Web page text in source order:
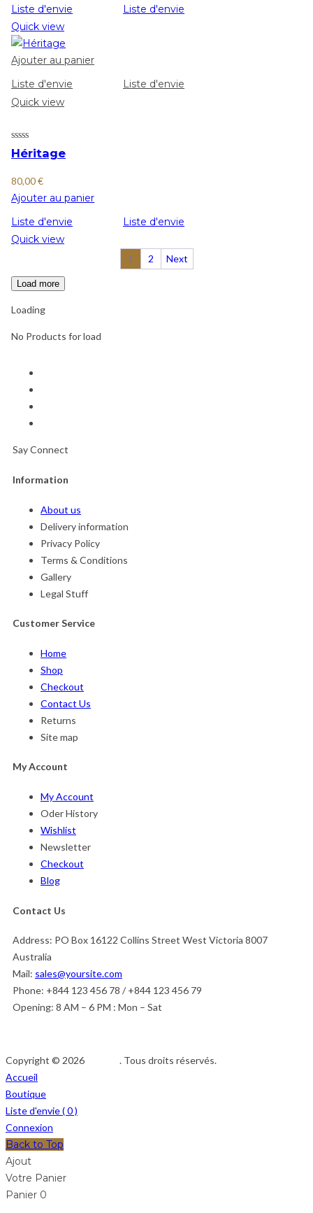
Liste d'envie
Liste d'envie
Quick view
Ajouter au panier
Liste d'envie
Liste d'envie
Quick view
Héritage
80,00€
Ajouter au panier
Liste d'envie
Liste d'envie
Quick view
1 2 Next
Load more
Loading
No Products for load
Say Connect
Information
About us
Delivery information
Privacy Policy
Terms & Conditions
Gallery
Legal Stuff
Customer Service
Home
Shop
Checkout
Contact Us
Returns
Site map
My Account
My Account
Oder History
Wishlist
Newsletter
Checkout
Blog
Contact Us
Address: PO Box 16122 Collins Street West Victoria 8007
Australia
Mail: sales@yoursite.com
Phone: +844 123 456 78 / +844 123 456 79
Opening: 8 AM – 6 PM : Mon – Sat
Copyright © 2026
. Tous droits réservés.
Accueil
Boutique
Liste d'envie (0)
Connexion
Back to Top
Ajout
Votre Panier
Panier 0